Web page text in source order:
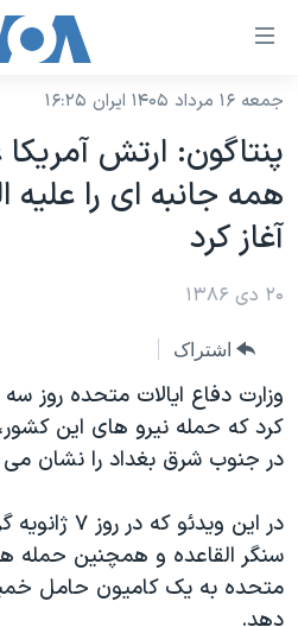
لینکهای
دسترسی
جهش
محتوای
اصلی
به
صفحه
جهش
جستجو
نسخه سبک وب‌سایت
موضوع ها
ایران
آمریکا
جهان
ورزشی
گزیده‌ها
ویژه برنامه‌ها
فرهنگ و زندگی
حقوق شهروندی
برنامه های تلویزیونی
جدول برنامه ها
صفحه‌های ویژه
جام جهانی ۲۰۲۶
عملیات خشم حماسی
۲۵۰سالگی آمریکا
بایگانی برنامه‌های تلویزیونی
مستندها
انتخابات ریاست جمهوری آمریکا ۲۰۲۴
فرکانس‌های صدای آمریکا
پخش رادیویی
دنبال کنید
جمعه ۱۶ مرداد ۱۴۰۵ ایران ۱۶:۲۵
پنتاگون: ارتش
همه جانبه ای را عليه
آغاز کرد
۲۰ دی ۱۳۸۶
اشتراک
وزارت دفاع ايالات متحده روز
کرد که حمله نيرو های اين کشور،
در جنوب شرق بغداد را نشان
در اين ويدئو
سنگر القاعده و همچنين حمله
متحده به يک کاميون حامل
دهد.